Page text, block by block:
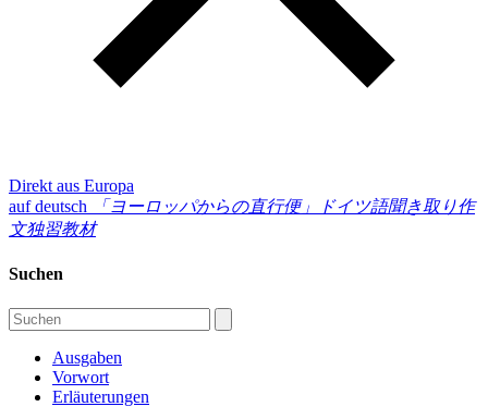
Direkt aus Europa
auf deutsch
「ヨーロッパからの直行便」
ドイツ語聞き取り作
文独習教材
Suchen
Ausgaben
Vorwort
Erläuterungen